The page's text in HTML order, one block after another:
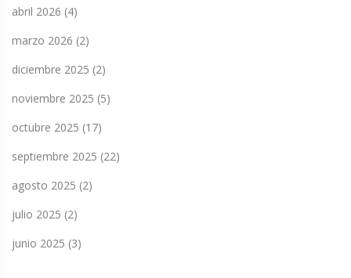
abril 2026 (4)
marzo 2026 (2)
diciembre 2025 (2)
noviembre 2025 (5)
octubre 2025 (17)
septiembre 2025 (22)
agosto 2025 (2)
julio 2025 (2)
junio 2025 (3)